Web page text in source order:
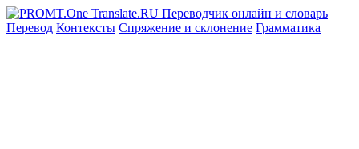
Перевод Контексты Спряжение и склонение Грамматика